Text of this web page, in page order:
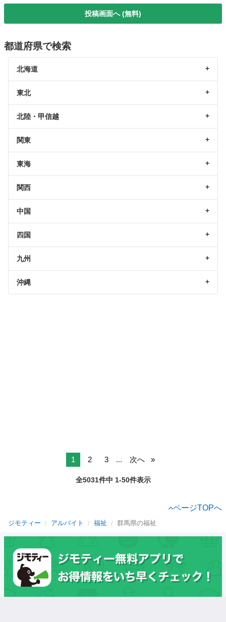
投稿画面へ (無料)
都道府県で検索
北海道
東北
北陸・甲信越
関東
東海
関西
中国
四国
九州
沖縄
1 2 3 ... 次へ
全5031件中 1-50件表示
ページTOPへ
ジモティー アルバイト 福祉 群馬県の福祉